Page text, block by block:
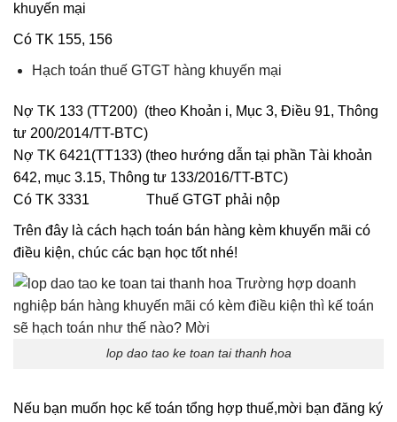
khuyến mại
Có TK 155, 156
Hạch toán thuế GTGT hàng khuyến mại
Nợ TK 133 (TT200) (theo Khoản i, Mục 3, Điều 91, Thông
tư 200/2014/TT-BTC)
Nợ TK 6421(TT133) (theo hướng dẫn tại phần Tài khoản
642, mục 3.15, Thông tư 133/2016/TT-BTC)
Có TK 3331 Thuế GTGT phải nộp
Trên đây là cách hạch toán bán hàng kèm khuyến mãi có
điều kiện, chúc các bạn học tốt nhé!
lop dao tao ke toan tai thanh hoa
Nếu bạn muốn học kế toán tổng hợp thuế,mời bạn đăng ký